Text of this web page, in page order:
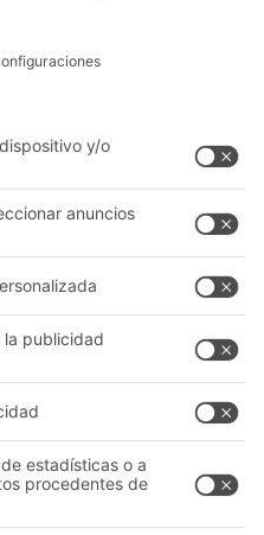
Empresa
Quiénes somos
Nuestra red global
Centros de producción